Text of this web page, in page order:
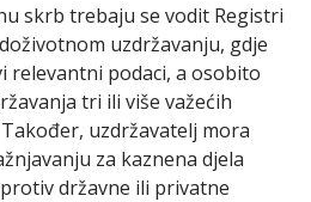
skrb trebaju se vodit Registri
uzdržavanju, gdje
relevantni podaci, a osobito
tri ili više važećih
uzdržavatelj mora
za kaznena djela
državne ili privatne